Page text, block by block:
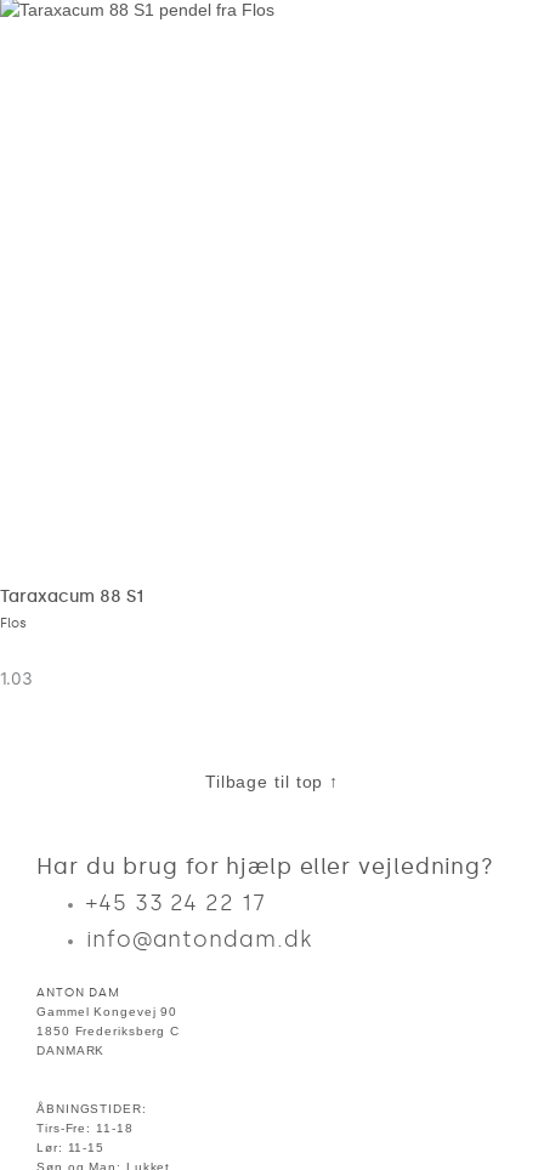
Taraxacum 88 S1
Flos
Tilbage til top ↑
Har du brug for hjælp eller vejledning?
+45 33 24 22 17
info@antondam.dk
ANTON DAM
Gammel Kongevej 90
1850 Frederiksberg C
DANMARK
ÅBNINGSTIDER:
Tirs-Fre: 11-18
Lør: 11-15
Søn og Man: Lukket